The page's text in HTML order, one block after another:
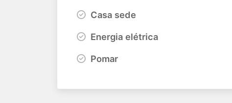
Casa sede
Energia elétrica
Pomar